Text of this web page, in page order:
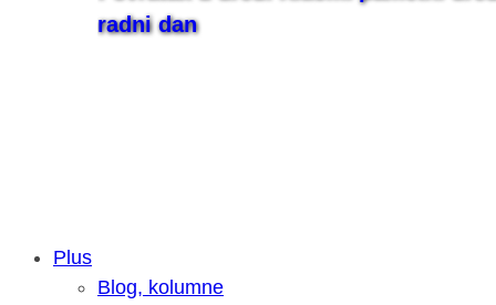
radni dan
Samsung otkrio kako je nastajala
Plus
Blog, kolumne